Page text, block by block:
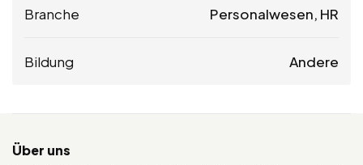
Branche Personalwesen, HR
Bildung Andere
Über uns